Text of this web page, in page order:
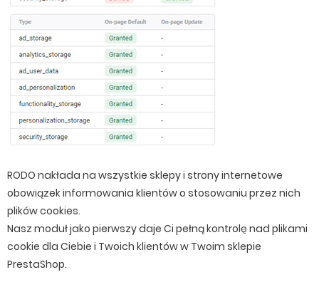
RODO nakłada na wszystkie sklepy i strony internetowe
obowiązek informowania klientów o stosowaniu przez nich
plików cookies.
Nasz moduł jako pierwszy daje Ci pełną kontrolę nad plikami
cookie dla Ciebie i Twoich klientów w Twoim sklepie
PrestaShop.